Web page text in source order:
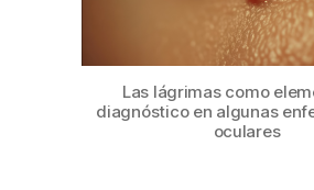
Las lágrimas como
diagnóstico en algunas
oculares